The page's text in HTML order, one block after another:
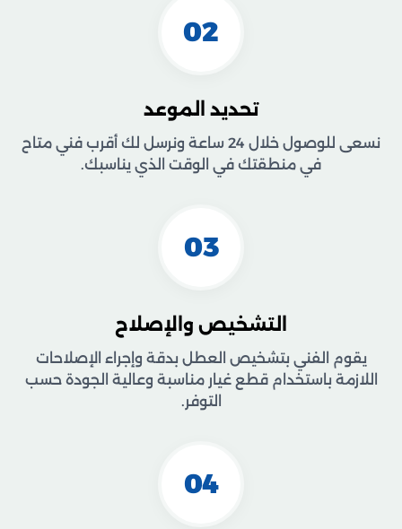
02
تحديد الموعد
نسعى للوصول خلال 24 ساعة ونرسل لك أقرب فني متاح
في منطقتك في الوقت الذي يناسبك.
03
التشخيص والإصلاح
يقوم الفني بتشخيص العطل بدقة وإجراء الإصلاحات
اللازمة باستخدام قطع غيار مناسبة وعالية الجودة حسب
التوفر.
04